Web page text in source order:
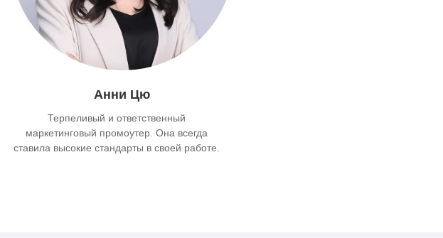
Анни Цю
Терпеливый и ответственный
маркетинговый промоутер. Она всегда
ставила высокие стандарты в своей работе.